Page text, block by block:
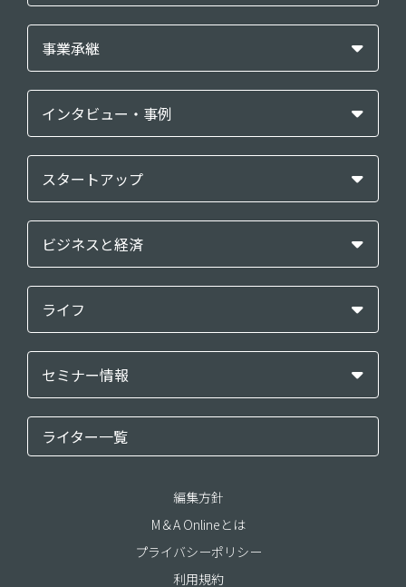
事業承継
インタビュー・事例
スタートアップ
ビジネスと経済
ライフ
セミナー情報
ライター一覧
編集方針
M＆A Onlineとは
プライバシーポリシー
利用規約